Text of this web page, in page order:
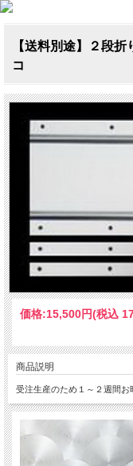
【送料別途】２段
コ
価格:15,500円(税込
商品説明
受注生産のため１～２週間お